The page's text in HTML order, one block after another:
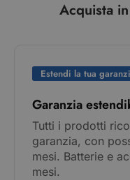
Acquista
Estendi la tua
Garanzia
Tutti i prodotti
garanzia, con
mesi. Batterie e
mesi.